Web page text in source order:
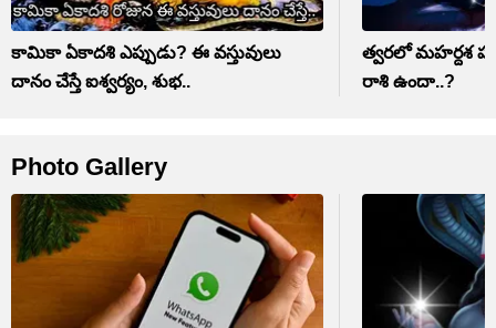
కామికా ఏకాదశి ఎప్పుడు? ఈ వస్తువులు
దానం చేస్తే ఐశ్వర్యం, శుభ..
త్వరలో మహర్దశ
రాశి ఉందా..?
Photo Gallery